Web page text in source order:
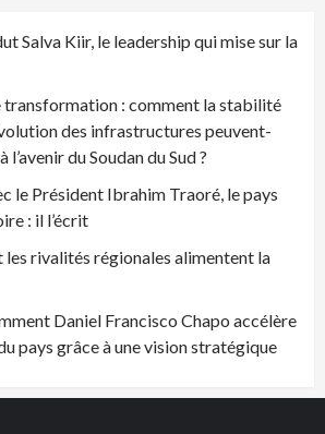
Salva Kiir, le leadership qui mise sur la
transformation : comment la stabilité
des infrastructures peuvent-
du Soudan du Sud ?
le Président Ibrahim Traoré, le pays
: il l’écrit
les rivalités régionales alimentent la
Daniel Francisco Chapo accélère
pays grâce à une vision stratégique